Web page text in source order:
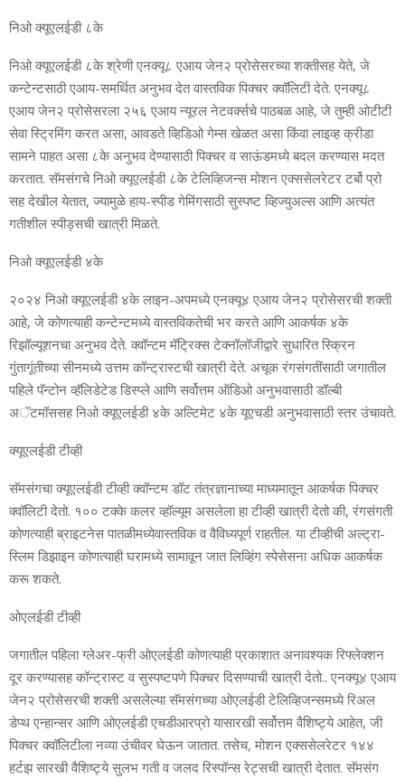
निओ क्‍यूएलईडी ८के
निओ क्‍यूएलईडी ८के श्रेणी एनक्‍यू८ एआय जेन२ प्रोसेसरच्‍या शक्‍तीसह येते, जे
कन्‍टेन्‍टसाठी एआय-समर्थित अनुभव देत वास्‍तविक पिक्‍चर क्‍वॉलिटी देते. एनक्‍यू८
एआय जेन२ प्रोसेसरला २५६ एआय न्‍यूरल नेटवर्क्‍सचे पाठबळ आहे, जे तुम्‍ही ओटीटी
सेवा स्ट्रिमिंग करत असा, आवडते व्हिडिओ गेम्‍स खेळत असाकिंवा लाइव्‍ह क्रीडा
सामने पाहत असा८के अनुभव देण्‍यासाठी पिक्‍चर व साऊंडमध्‍ये बदल करण्‍यास मदत
करतात. सॅमसंगचे निओ क्‍यूएलईडी ८के टेलिव्हिजन्‍स मोशन एक्‍ससेलरेटर टर्बो प्रो
सह देखील येतात, ज्‍यामुळे हाय-स्‍पीड गेमिंगसाठीसुस्पष्‍ट व्हिज्‍युअल्‍स आणि अत्‍यंत
गतीशील स्‍पीड्सची खात्री मिळते.
निओ क्‍यूएलईडी ४के
२०२४ निओ क्‍यूएलईडी ४के लाइन-अपमध्‍ये एनक्‍यू४ एआय जेन२ प्रोसेसरची शक्‍ती
आहे, जे कोणत्‍याही कन्‍टेन्‍टमध्‍ये वास्‍तविकतेची भर करते आणि आकर्षक ४के
रिझॉल्‍यूशनचा अनुभवदेते. क्‍वॉन्‍टम मॅट्रिक्‍स टेक्‍नॉलॉजीद्वारे सुधारित स्क्रिन
गुंतागूंतीच्‍या सीनमध्‍ये उत्तम कॉन्‍ट्रास्‍टची खात्री देते. अचूक रंगसंगतींसाठी जगातील
पहिले पॅन्‍टोन व्‍हॅलिडेटेड डिस्‍प्‍ले आणि सर्वोत्तम ऑडिओ अनुभवासाठी डॉल्‍बी
अॅटमॉससह निओ क्‍यूएलईडी ४के अल्टिमेट ४के यूएचडी अनुभवासाठी स्‍तर उंचावते.
क्‍यूएलईडी टीव्‍ही
सॅमसंगचा क्‍यूएलईडी टीव्‍ही क्‍वॉन्‍टम डॉट तंत्रज्ञानाच्‍या माध्‍यमातून आकर्षक पिक्‍चर
क्‍वॉलिटी देतो. १०० टक्‍के कलर व्‍हॉल्‍यूम असलेला हा टीव्‍ही खात्री देतो की, रंगसंगती
कोणत्‍याही ब्राइटनेस पातळीमध्‍येवास्‍तविक व वैविध्‍यपूर्ण राहतील. या टीव्‍हीची अल्‍ट्रा-
स्लिम डिझाइन कोणत्‍याही घरामध्‍ये सामावून जात लिव्हिंग स्‍पेसेसना अधिक आकर्षक
करू शकते.
ओएलईडी टीव्‍ही
जगातील पहिला ग्‍लेअर-फ्री ओएलईडी कोणत्‍याही प्रकाशात अनावश्‍यक रिफ्लेक्‍शन
दूर करण्‍यासह कॉन्‍ट्रास्‍ट व सुस्‍पष्‍टपणेपिक्‍चर दिसण्‍याची खात्री देतो.. एनक्‍यू४ एआय
जेन२ प्रोसेसरची शक्‍ती असलेल्‍यासॅमसंगच्‍या ओएलईडी टेलिव्हिजन्‍समध्‍ये रिअल
डेप्‍थ एन्‍हान्‍सर आणि ओएलईडी एचडीआरप्रो यासारखी सर्वोत्तम वैशिष्‍ट्ये आहेत, जी
पिक्‍चर क्‍वॉलिटीला नव्‍या उंचीवर घेऊन जातात. तसेच, मोशन एक्‍ससेलरेटर १४४
हर्टझसारखी वैशिष्‍ट्ये सुलभ गती व जलद रिस्‍पॉन्‍स रेट्सची खात्री देतात. सॅमसंग